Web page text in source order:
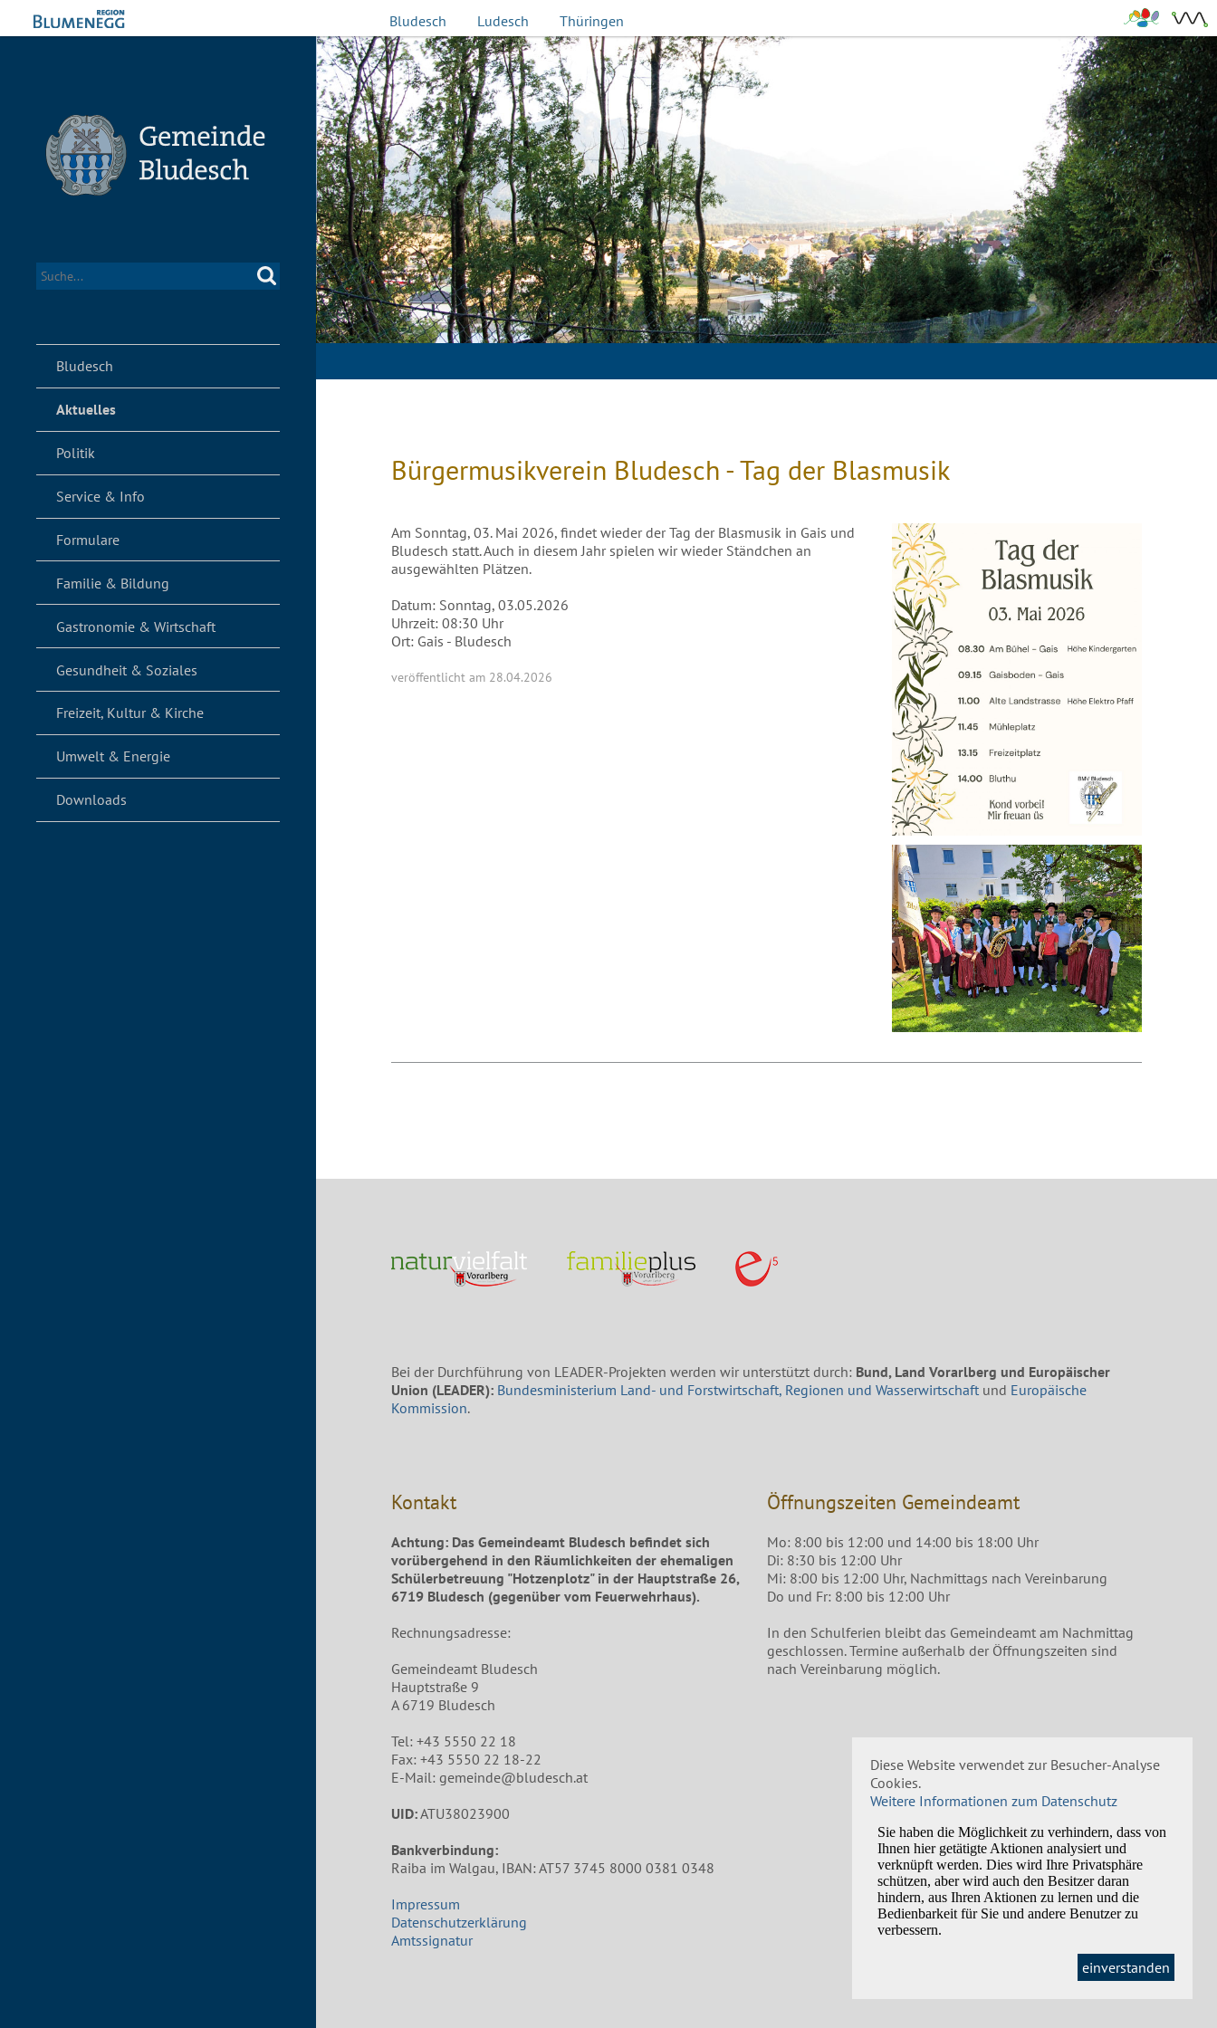
Diese Website verwendet zur Besucher-Analyse
Cookies.
Weitere Informationen zum Datenschutz
einverstanden
Bludesch Ludesch Thüringen
Bludesch
Aktuelles
Politik
Service & Info
Formulare
Familie & Bildung
Gastronomie & Wirtschaft
Gesundheit & Soziales
Freizeit, Kultur & Kirche
Umwelt & Energie
Downloads
Bürgermusikverein Bludesch - Tag der Blasmusik
Am Sonntag, 03. Mai 2026, findet wieder der Tag der Blasmusik in Gais und
Bludesch statt. Auch in diesem Jahr spielen wir wieder Ständchen an
ausgewählten Plätzen.
Datum: Sonntag, 03.05.2026
Uhrzeit: 08:30 Uhr
Ort: Gais - Bludesch
veröffentlicht am 28.04.2026
Bei der Durchführung von LEADER-Projekten werden wir unterstützt durch: Bund, Land Vorarlberg und Europäischer
Union (LEADER): Bundesministerium Land- und Forstwirtschaft, Regionen und Wasserwirtschaft und Europäische
Kommission.
Kontakt
Achtung: Das Gemeindeamt Bludesch befindet sich
vorübergehend in den Räumlichkeiten der ehemaligen
Schülerbetreuung "Hotzenplotz" in der Hauptstraße 26,
6719 Bludesch (gegenüber vom Feuerwehrhaus).
Rechnungsadresse:
Gemeindeamt Bludesch
Hauptstraße 9
A 6719 Bludesch
Tel: +43 5550 22 18
Fax: +43 5550 22 18-22
E-Mail: gemeinde@bludesch.at
UID:ATU38023900
Bankverbindung:
Raiba im Walgau, IBAN: AT57 3745 8000 0381 0348
Impressum
Datenschutzerklärung
Amtssignatur
Öffnungszeiten Gemeindeamt
Mo: 8:00 bis 12:00 und 14:00 bis 18:00 Uhr
Di: 8:30 bis 12:00 Uhr
Mi: 8:00 bis 12:00 Uhr, Nachmittags nach Vereinbarung
Do und Fr: 8:00 bis 12:00 Uhr
In den Schulferien bleibt das Gemeindeamt am Nachmittag
geschlossen. Termine außerhalb der Öffnungszeiten sind
nach Vereinbarung möglich.